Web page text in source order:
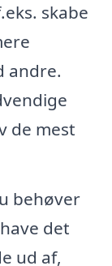
skabe
andre.
de mest
behøver
det
ud af,